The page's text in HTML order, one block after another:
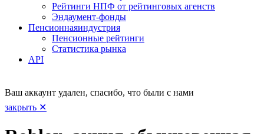
Рейтинги НПФ от рейтинговых агенств
Эндаумент-фонды
Пенсионнаяиндустрия
Пенсионные рейтинги
Статистика рынка
API
Ваш аккаунт удален, спасибо, что были с нами
закрыть ✕